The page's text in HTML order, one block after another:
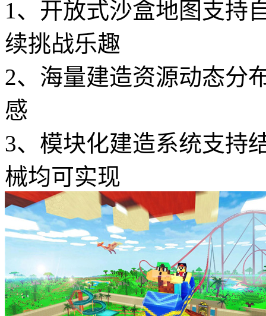
1、开放式沙盒地图支持
续挑战乐趣
2、海量建造资源动态分
感
3、模块化建造系统支持
械均可实现